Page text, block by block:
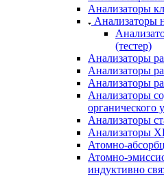
Анализаторы
Анализаторы
(тестер)
Анализаторы
Анализаторы
Анализаторы
Анализаторы
органического
Анализаторы
Анализаторы
Атомно-
Атомно-
индуктивно